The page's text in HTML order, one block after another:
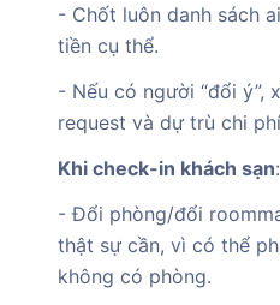
- Chốt luôn danh sách
tiền cụ thể.
- Nếu có người “đổi ý”,
request và dự trù chi
Khi check-in khách sạn:
- Đổi phòng/đổi
thật sự cần, vì có thể
không có phòng.